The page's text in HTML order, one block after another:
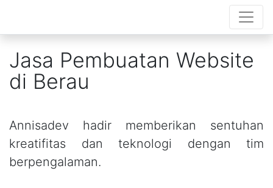
Jasa Pembuatan Website
di Berau
Annisadev hadir memberikan sentuhan
kreatifitas dan teknologi dengan tim
berpengalaman.